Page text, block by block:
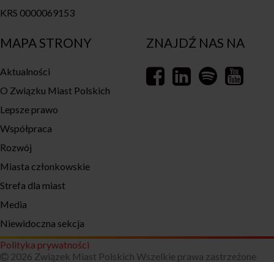
MAPA STRONY
Aktualności
O Związku Miast Polskich
Lepsze prawo
Współpraca
Rozwój
Miasta członkowskie
Strefa dla miast
Media
Niewidoczna sekcja
KRS 0000069153
ZNAJDŹ NAS NA
Polityka prywatności
2026 Związek Miast Polskich Wszelkie prawa zastrzeżone